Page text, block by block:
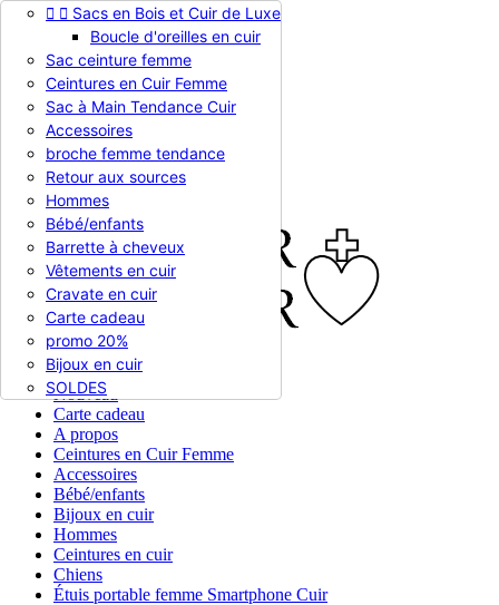
Appelez-nous :0786510612
EUR € 
EUR €
RUB RUB
Connexion
shopping_cart Panier (0)
  En stock
  Sacs en Bois et Cuir de Luxe
Boucle d'oreilles en cuir
Sac ceinture femme
Ceintures en Cuir Femme
Sac à Main Tendance Cuir
Accessoires
broche femme tendance
Retour aux sources
Hommes
Bébé/enfants
Barrette à cheveux
Vêtements en cuir
Cravate en cuir
Carte cadeau
promo 20%
Bijoux en cuir
SOLDES
Nouveau
Carte cadeau
A propos
Ceintures en Cuir Femme
Accessoires
Bébé/enfants
Bijoux en cuir
Hommes
Ceintures en cuir
Chiens
Étuis portable femme Smartphone Cuir